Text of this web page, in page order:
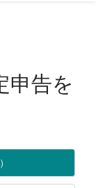
申告を